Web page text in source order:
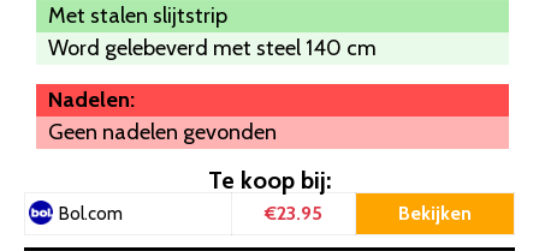
Met stalen slijtstrip
Word gelebeverd met steel 140 cm
Nadelen:
Geen nadelen gevonden
Te koop bij:
Bol.com €23.95 Bekijken